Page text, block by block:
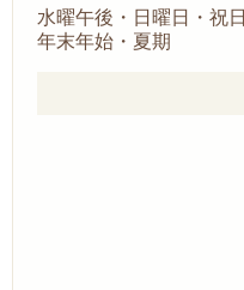
水曜午後・日曜日・祝日
年末年始・夏期